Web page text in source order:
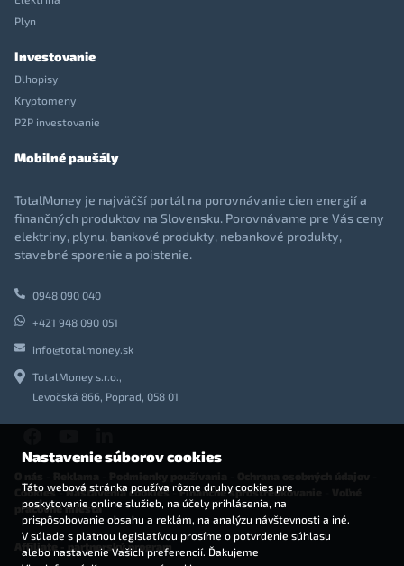
Plyn
Investovanie
Dlhopisy
Kryptomeny
P2P investovanie
Mobilné paušály
TotalMoney je najväčší portál na porovnávanie cien energií a
finančných produktov na Slovensku. Porovnávame pre Vás ceny
elektriny, plynu, bankové produkty, nebankové produkty,
stavebné sporenie a poistenie.
0948 090 040
+421 948 090 051
info@totalmoney.sk
TotalMoney s.r.o.,
Levočská 866, Poprad, 058 01
Cookies-Nastavenia cookies -Finančné sprostredkovanie
pracovné miesta
Affiliate - partnerský program
Nastavenie súborov cookies
Táto webová stránka používa rôzne druhy cookies pre
poskytovanie online služieb, na účely prihlásenia, na
prispôsobovanie obsahu a reklám, na analýzu návštevnosti a iné.
V súlade s platnou legislatívou prosíme o potvrdenie súhlasu
alebo nastavenie Vašich preferencií. Ďakujeme